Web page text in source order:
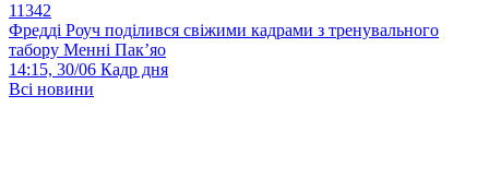
11342
Фредді Роуч поділився свіжими кадрами з тренувального
табору Менні Пак’яо
14:15, 30/06 Кадр дня
Всі новини